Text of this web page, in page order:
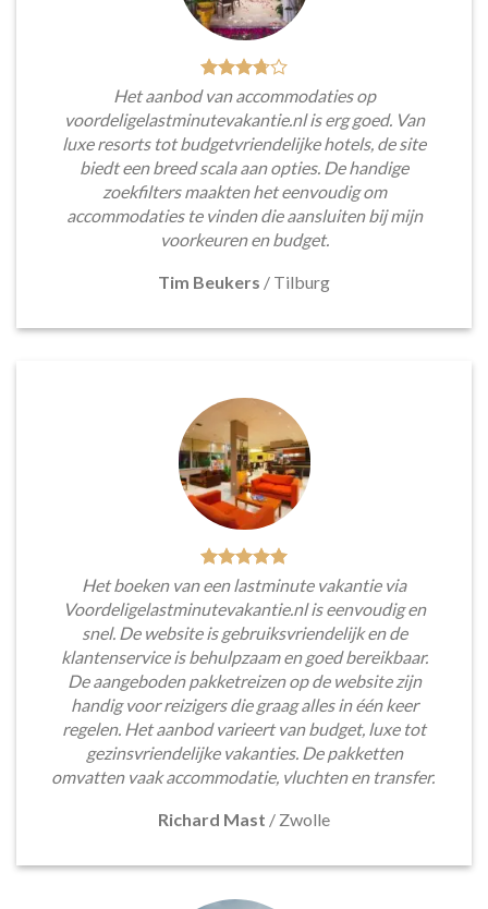
Het aanbod van accommodaties op
voordeligelastminutevakantie.nl is erg goed. Van
luxe resorts tot budgetvriendelijke hotels, de site
biedt een breed scala aan opties. De handige
zoekfilters maakten het eenvoudig om
accommodaties te vinden die aansluiten bij mijn
voorkeuren en budget.
Tim Beukers / Tilburg
Het boeken van een lastminute vakantie via
Voordeligelastminutevakantie.nl is eenvoudig en
snel. De website is gebruiksvriendelijk en de
klantenservice is behulpzaam en goed bereikbaar.
De aangeboden pakketreizen op de website zijn
handig voor reizigers die graag alles in één keer
regelen. Het aanbod varieert van budget, luxe tot
gezinsvriendelijke vakanties. De pakketten
omvatten vaak accommodatie, vluchten en transfer.
Richard Mast / Zwolle